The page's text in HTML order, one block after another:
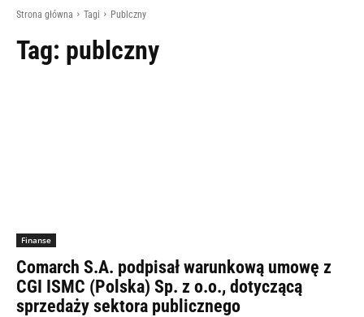
Strona główna Tagi Publczny
Tag: publczny
Finanse
Comarch S.A. podpisał warunkową umowę z
CGI ISMC (Polska) Sp. z o.o., dotyczącą
sprzedaży sektora publicznego